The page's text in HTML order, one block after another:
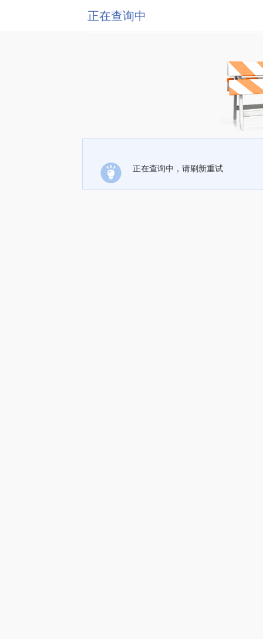
正在查询中
正在查询中，请刷新重试